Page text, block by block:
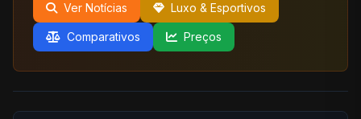
Ver Notícias Luxo & Esportivos
Comparativos Preços